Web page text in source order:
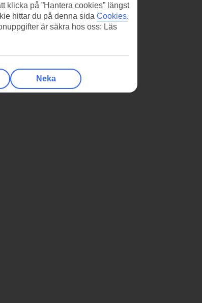
klicka på ”Hantera cookies” längst
hittar du på denna sida Cookies.
är säkra hos oss: Läs
Neka